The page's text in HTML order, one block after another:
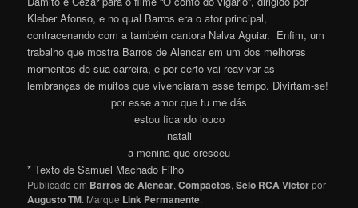
Kleber Afonso, e no qual Barros era o ator principal,
contracenando com a também cantora Nalva Aguiar. Enfim, um
trabalho que mostra Barros de Alencar em um dos melhores
momentos de sua carreira, e por certo vai reavivar as
lembranças de muitos que vivenciaram esse tempo. Divirtam-se!
por esse amor que tu me dás
estou ficando louco
natali
a menina que cresceu
* Texto de Samuel Machado Filho
Publicado em Barros de Alencar,Compactos,Selo RCA Victorpor
Augusto TM. Marque Link Permanente.